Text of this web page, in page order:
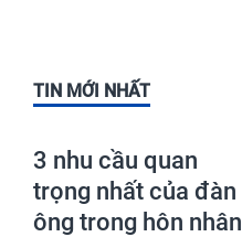
TIN MỚI NHẤT
3 nhu cầu quan
trọng nhất của đàn
ông trong hôn nhân